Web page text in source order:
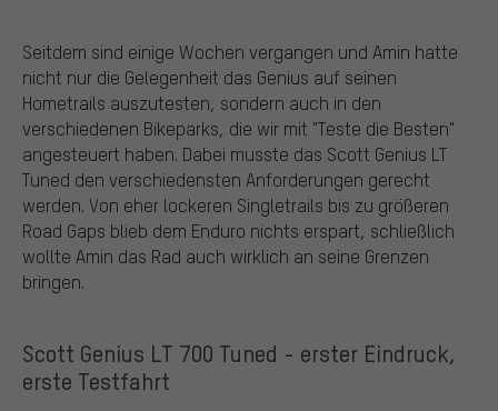
Seitdem sind einige Wochen vergangen und Amin hatte
nicht nur die Gelegenheit das Genius auf seinen
Hometrails auszutesten, sondern auch in den
verschiedenen Bikeparks, die wir mit "Teste die Besten"
angesteuert haben. Dabei musste das Scott Genius LT
Tuned den verschiedensten Anforderungen gerecht
werden. Von eher lockeren Singletrails bis zu größeren
Road Gaps blieb dem Enduro nichts erspart, schließlich
wollte Amin das Rad auch wirklich an seine Grenzen
bringen.
Scott Genius LT 700 Tuned - erster Eindruck,
erste Testfahrt